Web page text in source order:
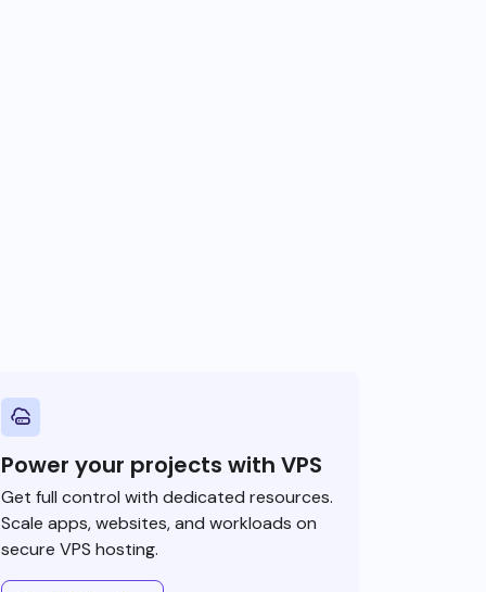
Power your projects with VPS
Get full control with dedicated resources.
Scale apps, websites, and workloads on
secure VPS hosting.